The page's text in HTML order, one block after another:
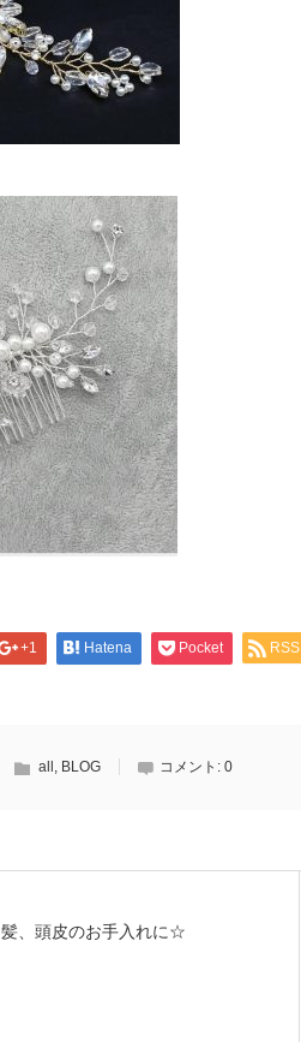
+1 Hatena Pocket RSS
all , BLOG コメント: 0
髪、頭皮のお手入れに☆